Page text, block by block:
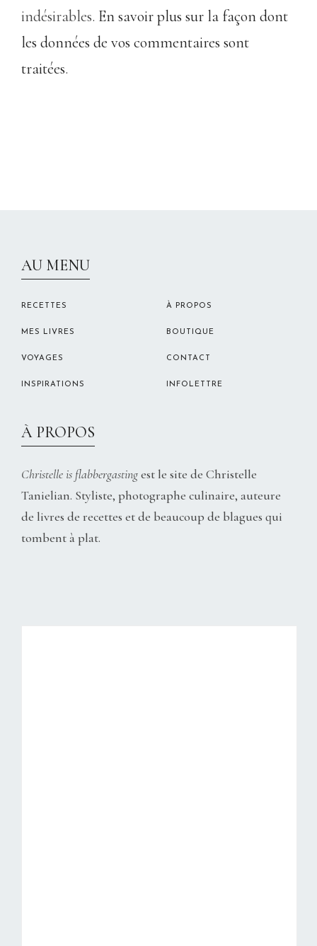
indésirables. En savoir plus sur la façon dont
les données de vos commentaires sont
traitées.
AU MENU
RECETTES
MES LIVRES
VOYAGES
INSPIRATIONS
À PROPOS
BOUTIQUE
CONTACT
INFOLETTRE
À PROPOS
Christelle is flabbergastingest le site de Christelle
Tanielian. Styliste, photographe culinaire, auteure
de livres de recettes et de beaucoup de blagues qui
tombent à plat.